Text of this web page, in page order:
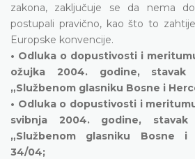
zakona, zaključuje se da nema
postupali pravično, kao što to
Europske konvencije.
• Odluka o dopustivosti i
ožujka 2004. godine,
„Službenom glasniku Bosne i
• Odluka o dopustivosti i
svibnja 2004. godine,
„Službenom glasniku Bosne i
34/04;